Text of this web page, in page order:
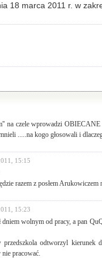
18 marca 2011 r. w
na czele wprowadzi OBIECANE
.....na kogo głosowali i
15:15
razem z posłem
15:23
dniem wolnym od pracy, a pan
odtworzyl kierunek
pracować.